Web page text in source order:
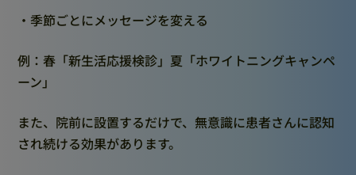
・季節ごとにメッセージを変える
例：春「新生活応援検診」夏「ホワイトニングキャンペ
ーン」
また、院前に設置するだけで、無意識に患者さんに認知
され続ける効果があります。